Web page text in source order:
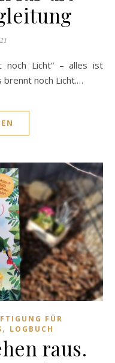
brennt noch Licht.…
FÜR
, LOGBUCH
raus.